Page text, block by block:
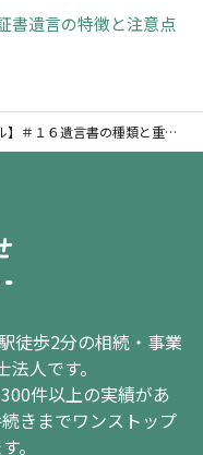
書遺言の特徴と注意点
【相続終活のリアル】＃１６遺言書の種類と重要性
徒歩2分の相続・事業
人です。
件以上の実績があ
きまでワンストップ
。